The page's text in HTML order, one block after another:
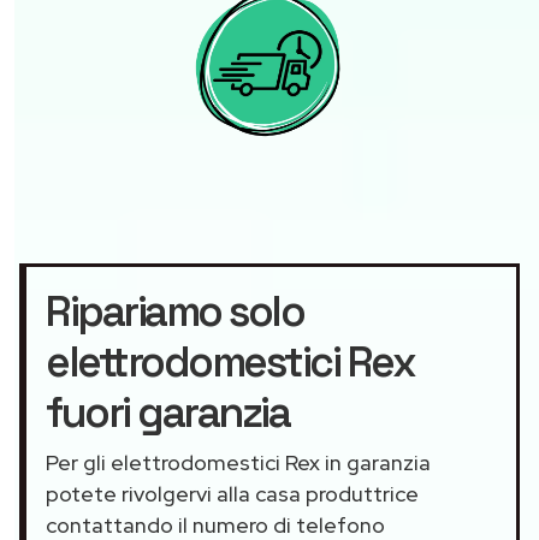
Ripariamo solo
elettrodomestici Rex
fuori garanzia
Per gli elettrodomestici Rex in garanzia
potete rivolgervi alla casa produttrice
contattando il numero di telefono